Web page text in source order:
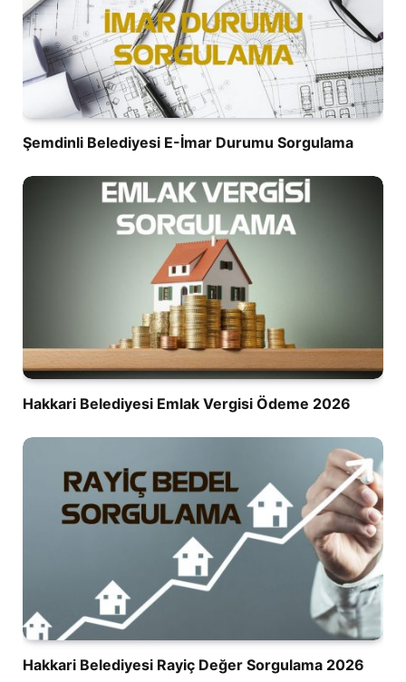
Şemdinli Belediyesi E-İmar Durumu Sorgulama
Hakkari Belediyesi Emlak Vergisi Ödeme 2026
Hakkari Belediyesi Rayiç Değer Sorgulama 2026